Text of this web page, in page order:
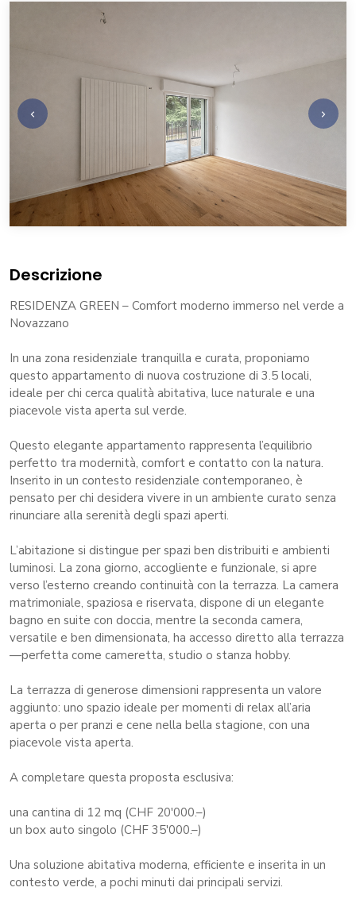
Descrizione
RESIDENZA GREEN – Comfort moderno immerso nel verde a
Novazzano
In una zona residenziale tranquilla e curata, proponiamo
questo appartamento di nuova costruzione di 3.5 locali,
ideale per chi cerca qualità abitativa, luce naturale e una
piacevole vista aperta sul verde.
Questo elegante appartamento rappresenta l’equilibrio
perfetto tra modernità, comfort e contatto con la natura.
Inserito in un contesto residenziale contemporaneo, è
pensato per chi desidera vivere in un ambiente curato senza
rinunciare alla serenità degli spazi aperti.
L’abitazione si distingue per spazi ben distribuiti e ambienti
luminosi. La zona giorno, accogliente e funzionale, si apre
verso l’esterno creando continuità con la terrazza. La camera
matrimoniale, spaziosa e riservata, dispone di un elegante
bagno en suite con doccia, mentre la seconda camera,
versatile e ben dimensionata, ha accesso diretto alla terrazza
—perfetta come cameretta, studio o stanza hobby.
La terrazza di generose dimensioni rappresenta un valore
aggiunto: uno spazio ideale per momenti di relax all’aria
aperta o per pranzi e cene nella bella stagione, con una
piacevole vista aperta.
A completare questa proposta esclusiva:
una cantina di 12 mq (CHF 20'000.–)
un box auto singolo (CHF 35'000.–)
Una soluzione abitativa moderna, efficiente e inserita in un
contesto verde, a pochi minuti dai principali servizi.